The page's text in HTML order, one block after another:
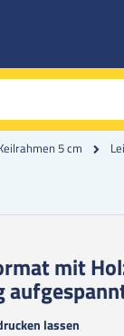
5 cm
mit
lassen